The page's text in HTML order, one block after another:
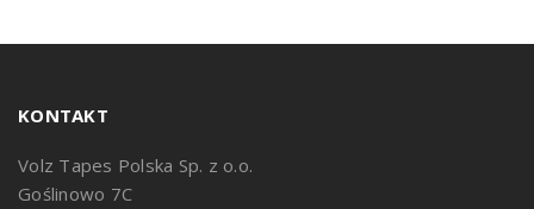
KONTAKT
Volz Tapes Polska Sp. z o.o.
Goślinowo 7C